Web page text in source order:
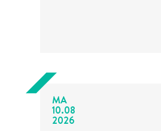
MA
10.08
2026